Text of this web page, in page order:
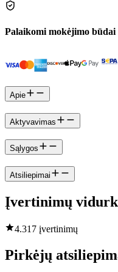
Palaikomi mokėjimo būdai
Apie
Aktyvavimas
Sąlygos
Atsiliepimai
Įvertinimų
4.317 įvertinimų
Pirkėjų